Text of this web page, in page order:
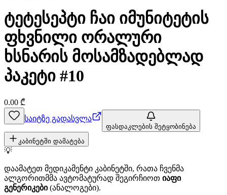
ტეტესეპტი ჩაი იმუნიტეტის
ფხვნილი ორალური
ხსნარის მოსამზადებლად
პაკეტი #10
0.00 ₾
საიტზე გადასვლა
ფასდაკლების შეტყობინება
კაბინეტში დამატება
💡
დაამატეთ მედიკამენტი კაბინეტში, რათა ჩვენმა
ალგორითმმა ავტომატურად შეგირჩიოთ იაფი
გენერიკები(ანალოგები).